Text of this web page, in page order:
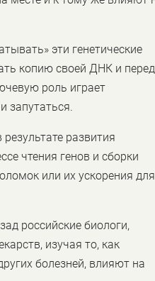
эти генетические
копию своей ДНК и
роль играет
запутаться.
развития
чтения генов и сборки
или их ускорения для
российские биологи,
изучая то, как
болезней, влияют на